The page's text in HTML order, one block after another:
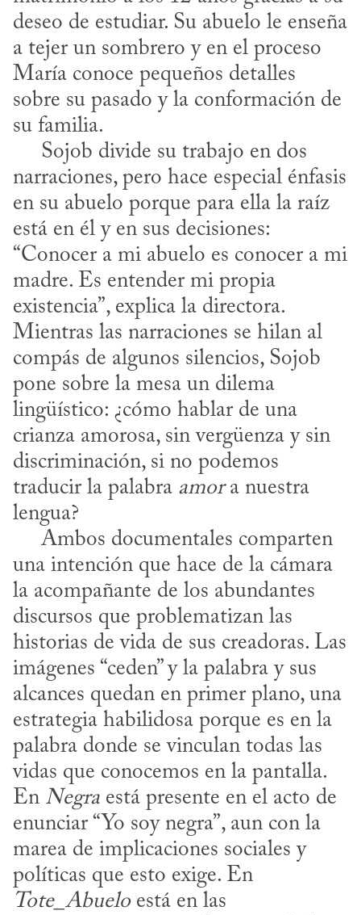
deseo de estudiar. Su abuelo le enseña
a tejer un sombrero y en el proceso
María conoce pequeños detalles
sobre su pasado y la conformación de
su familia.
narraciones, pero hace especial énfasis
en su abuelo porque para ella la raíz
está en él y en sus decisiones:
“Conocer a mi abuelo es conocer a mi
madre. Es entender mi propia
existencia”, explica la directora.
Mientras las narraciones se hilan al
compás de algunos silencios, Sojob
pone sobre la mesa un dilema
lingüístico: ¿cómo hablar de una
crianza amorosa, sin vergüenza y sin
discriminación, si no podemos
traducir la palabra amor a nuestra
lengua?
una intención que hace de la cámara
la acompañante de los abundantes
discursos que problematizan las
historias de vida de sus creadoras. Las
imágenes “ceden” y la palabra y sus
alcances quedan en primer plano, una
estrategia habilidosa porque es en la
palabra donde se vinculan todas las
vidas que conocemos en la pantalla.
En Negra está presente en el acto de
enunciar “Yo soy negra”, aun con la
marea de implicaciones sociales y
Tote_Abuelo está en las